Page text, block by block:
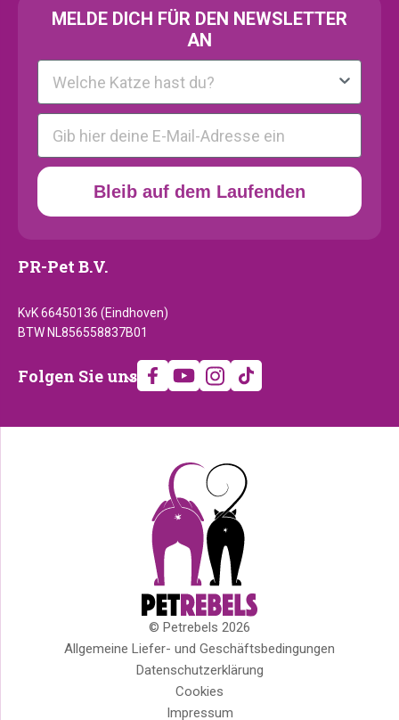
MELDE DICH FÜR DEN NEWSLETTER
AN
Kattenras
E-mail
Bleib auf dem Laufenden
PR-Pet B.V.
KvK 66450136 (Eindhoven)
BTW NL856558837B01
Folgen
uns
Folgen Sie uns
© Petrebels 2026
Copyright
Allgemeine Liefer- und Geschäftsbedingungen
Datenschutzerklärung
Cookies
Impressum